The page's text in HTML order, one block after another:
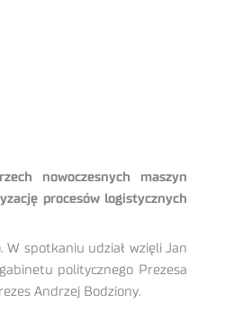
nowoczesnych maszyn
procesów logistycznych
spotkaniu udział wzięli Jan
politycznego Prezesa
Andrzej Bodziony.